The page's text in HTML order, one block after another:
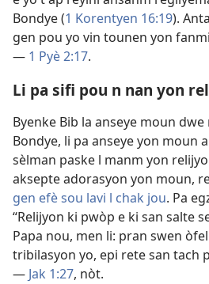
Bondye (1 Korentyen 16:19).
gen pou yo vin tounen yon
— 1 Pyè 2:17.
Li pa sifi pou n nan yon
Byenke Bib la anseye moun
Bondye, li pa anseye yon moun
sèlman paske l manm yon
aksepte adorasyon yon moun,
gen efè sou lavi l chak jou. Pa
“Relijyon ki pwòp e ki san salte
Papa nou, men li: pran swen
tribilasyon yo, epi rete san tach
— Jak 1:27, nòt.